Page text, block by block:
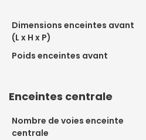
Dimensions enceintes avant
(L x H x P)
Poids enceintes avant
Enceintes centrale
Nombre de voies enceinte
centrale